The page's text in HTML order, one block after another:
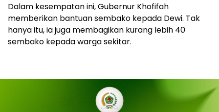
Dalam kesempatan ini, Gubernur Khofifah
memberikan bantuan sembako kepada Dewi. Tak
hanya itu, ia juga membagikan kurang lebih 40
sembako kepada warga sekitar.